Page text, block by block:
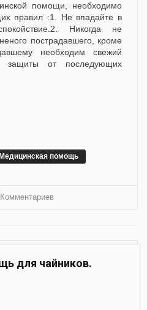
помощи, необходимо
правил :1. Не впадайте в
Никогда не
пострадавшего, кроме
необходим свежий
от последующих
помощь
для чайников.